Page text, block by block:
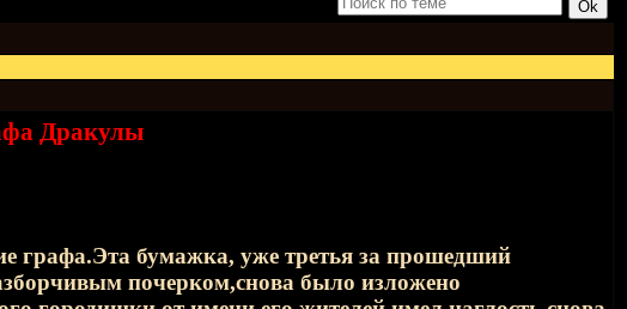
Дракулы
графа.Эта бумажка, уже третья за прошедший
почерком,снова было изложено